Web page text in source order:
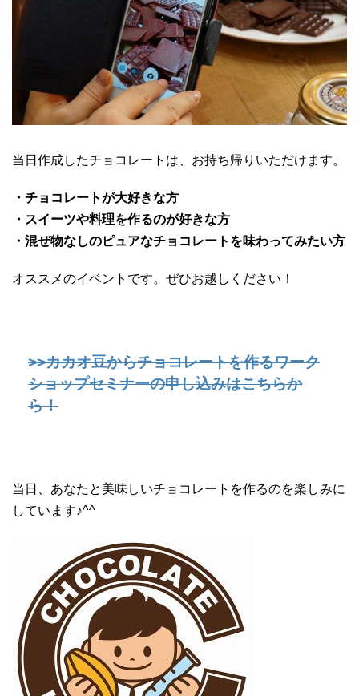
当日作成したチョコレートは、お持ち帰りいただけます。
・チョコレートが大好きな方
・スイーツや料理を作るのが好きな方
・混ぜ物なしのピュアなチョコレートを味わってみたい方
オススメのイベントです。ぜひお越しください！
>>カカオ豆からチョコレートを作るワーク
ショップセミナーの申し込みはこちらか
ら！
当日、あなたと美味しいチョコレートを作るのを楽しみに
しています♪^^